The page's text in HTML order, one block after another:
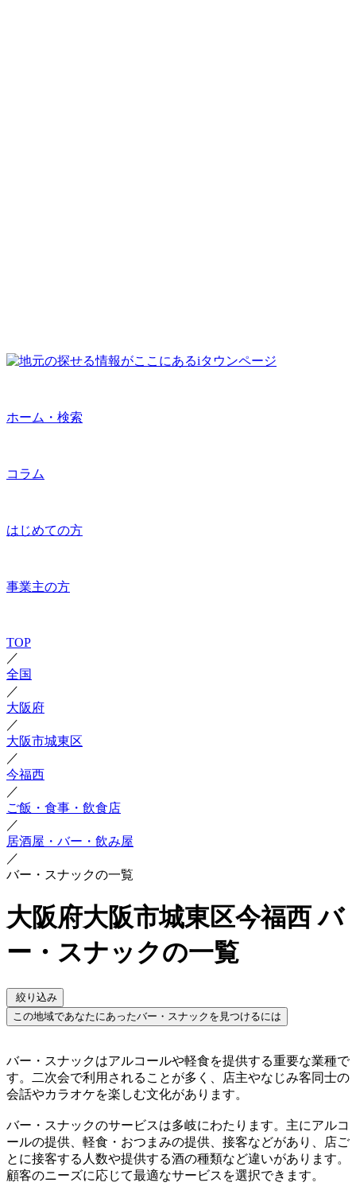
ホーム・検索
コラム
はじめての方
事業主の方
TOP
／
全国
／
大阪府
／
大阪市城東区
／
今福西
／
ご飯・食事・飲食店
／
居酒屋・バー・飲み屋
／
バー・スナックの一覧
大阪府大阪市城東区今福西 バ
ー・スナックの一覧
絞り込み
この地域であなたにあったバー・スナックを見つけるには
バー・スナックはアルコールや軽食を提供する重要な業種で
す。二次会で利用されることが多く、店主やなじみ客同士の
会話やカラオケを楽しむ文化があります。
バー・スナックのサービスは多岐にわたります。主にアルコ
ールの提供、軽食・おつまみの提供、接客などがあり、店ご
とに接客する人数や提供する酒の種類など違いがあります。
顧客のニーズに応じて最適なサービスを選択できます。